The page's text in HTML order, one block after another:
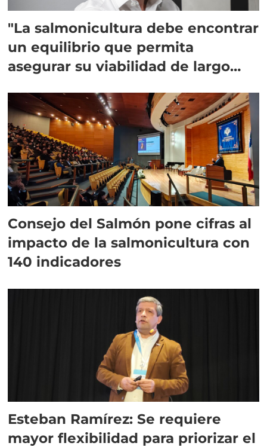
"La salmonicultura debe encontrar
un equilibrio que permita
asegurar su viabilidad de largo
Consejo del Salmón pone cifras al
impacto de la salmonicultura con
140 indicadores
Esteban Ramírez: Se requiere
mayor flexibilidad para priorizar el